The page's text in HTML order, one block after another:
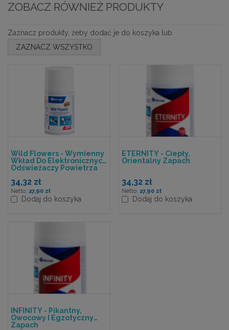
ZOBACZ RÓWNIEŻ PRODUKTY
Zaznacz produkty, żeby dodać je do koszyka lub
ZAZNACZ WSZYSTKO
Wild Flowers - Wymienny
Wkład Do Elektronicznych
Odświeżaczy Powietrza
34,32 zł
27,90 zł
Dodaj do koszyka
ETERNITY - Ciepły,
Orientalny Zapach
34,32 zł
27,90 zł
Dodaj do koszyka
INFINITY - Pikantny,
Owocowy I Egzotyczny
Zapach